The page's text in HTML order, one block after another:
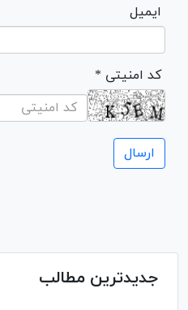
ایمیل
* کد امنیتی
جدیدترین مطالب